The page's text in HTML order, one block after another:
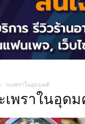
กะเพราในอุดมคติ
เพราในอุด